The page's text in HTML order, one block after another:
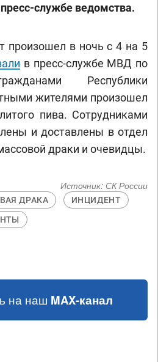
пресс-службе ведомства.
произошел в ночь с 4 на 5
в пресс-службе МВД по
Республики
жителями произошел
пива. Сотрудниками
и доставлены в отдел
драки и очевидцы.
Источник: СК России
ДРАКА
ИНЦИДЕНТ
на наш MAX-канал